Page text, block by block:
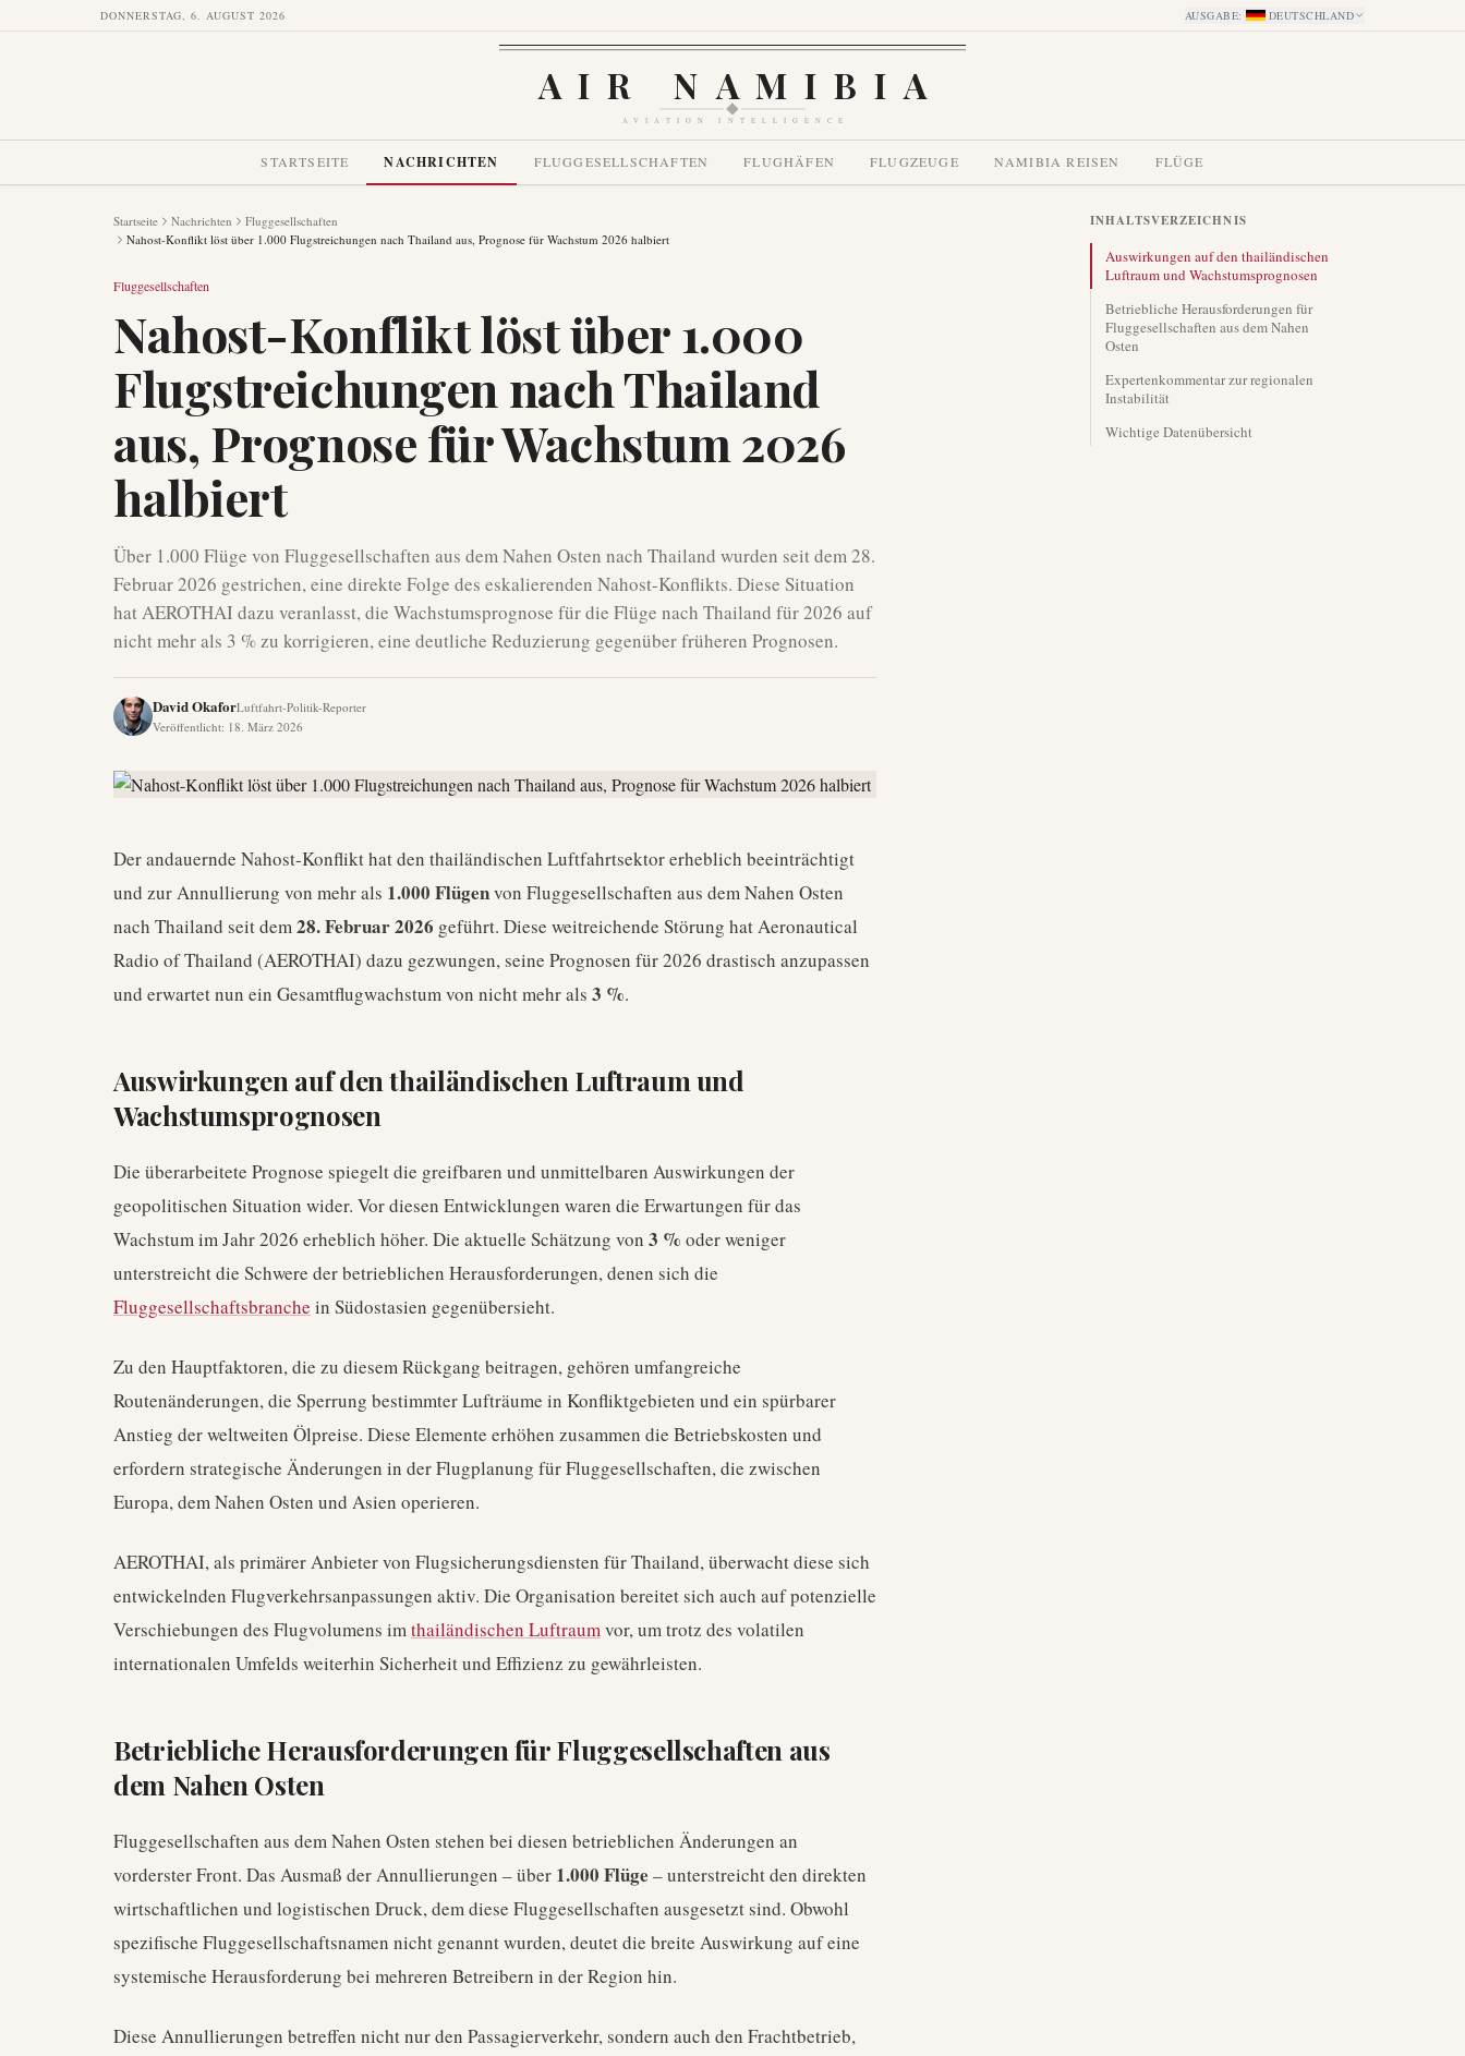
DONNERSTAG, 6. AUGUST 2026 AUSGABE: DEUTSCHLAND
AIR NAMIBIA
AVIATION INTELLIGENCE
STARTSEITE NACHRICHTEN FLUGGESELLSCHAFTEN FLUGHÄFEN FLUGZEUGE NAMIBIA REISEN FLÜGE
Startseite Nachrichten
Fluggesellschaften
Nahost-Konflikt löst über 1.000 Flugstreichungen nach Thailand aus, Prognose für Wachstum 2026 halbiert
Fluggesellschaften
Nahost-Konflikt löst über 1.000
Flugstreichungen nach Thailand
aus, Prognose für Wachstum 2026
halbiert
Über 1.000 Flüge von Fluggesellschaften aus dem Nahen Osten nach Thailand wurden seit dem 28.
Februar 2026 gestrichen, eine direkte Folge des eskalierenden Nahost-Konflikts. Diese Situation
hat AEROTHAI dazu veranlasst, die Wachstumsprognose für die Flüge nach Thailand für 2026 auf
nicht mehr als 3 % zu korrigieren, eine deutliche Reduzierung gegenüber früheren Prognosen.
David OkaforLuftfahrt-Politik-Reporter
Veröffentlicht: 18. März 2026
Der andauernde Nahost-Konflikt hat den thailändischen Luftfahrtsektor erheblich beeinträchtigt
und zur Annullierung von mehr als 1.000 Flügenvon Fluggesellschaften aus dem Nahen Osten
nach Thailand seit dem28. Februar 2026 geführt. Diese weitreichende Störung hat Aeronautical
Radio of Thailand (AEROTHAI) dazu gezwungen, seine Prognosen für 2026 drastisch anzupassen
und erwartet nun ein Gesamtflugwachstum von nicht mehr als 3 %.
Auswirkungen auf den thailändischen Luftraum und
Wachstumsprognosen
Die überarbeitete Prognose spiegelt die greifbaren und unmittelbaren Auswirkungen der
geopolitischen Situation wider. Vor diesen Entwicklungen waren die Erwartungen für das
Wachstum im Jahr 2026 erheblich höher. Die aktuelle Schätzung von 3 % oder weniger
unterstreicht die Schwere der betrieblichen Herausforderungen, denen sich die
Fluggesellschaftsbranche in Südostasien gegenübersieht.
Zu den Hauptfaktoren, die zu diesem Rückgang beitragen, gehören umfangreiche
Routenänderungen, die Sperrung bestimmter Lufträume in Konfliktgebieten und ein spürbarer
Anstieg der weltweiten Ölpreise. Diese Elemente erhöhen zusammen die Betriebskosten und
erfordern strategische Änderungen in der Flugplanung für Fluggesellschaften, die zwischen
Europa, dem Nahen Osten und Asien operieren.
AEROTHAI, als primärer Anbieter von Flugsicherungsdiensten für Thailand, überwacht diese sich
entwickelnden Flugverkehrsanpassungen aktiv. Die Organisation bereitet sich auch auf potenzielle
Verschiebungen des Flugvolumens imthailändischen Luftraumvor, um trotz des volatilen
internationalen Umfelds weiterhin Sicherheit und Effizienz zu gewährleisten.
Betriebliche Herausforderungen für Fluggesellschaften aus
dem Nahen Osten
Fluggesellschaften aus dem Nahen Osten stehen bei diesen betrieblichen Änderungen an
vorderster Front. Das Ausmaß der Annullierungen – über 1.000 Flüge – unterstreicht den direkten
wirtschaftlichen und logistischen Druck, dem diese Fluggesellschaften ausgesetzt sind. Obwohl
spezifische Fluggesellschaftsnamen nicht genannt wurden, deutet die breite Auswirkung auf eine
systemische Herausforderung bei mehreren Betreibern in der Region hin.
Diese Annullierungen betreffen nicht nur den Passagierverkehr, sondern auch den Frachtbetrieb,
INHALTSVERZEICHNIS
Auswirkungen auf den thailändischen
Luftraum und Wachstumsprognosen
Betriebliche Herausforderungen für
Fluggesellschaften aus dem Nahen
Osten
Expertenkommentar zur regionalen
Instabilität
Wichtige Datenübersicht